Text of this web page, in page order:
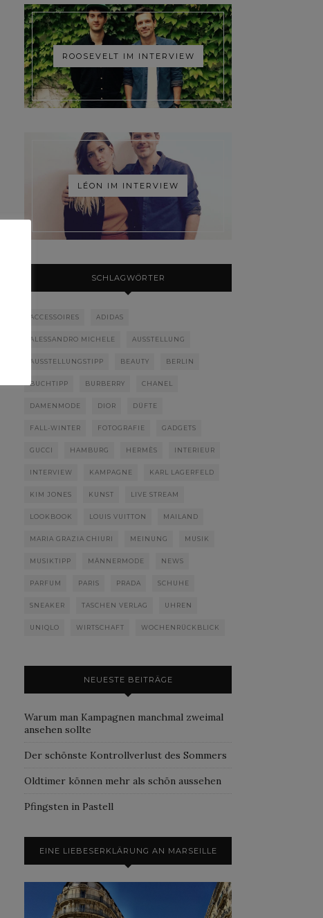
ROOSEVELT IM INTERVIEW
LÉON IM INTERVIEW
SCHLAGWÖRTER
ACCESSOIRES ADIDAS
ALESSANDRO MICHELE AUSSTELLUNG
AUSSTELLUNGSTIPP BEAUTY BERLIN
BUCHTIPP BURBERRY CHANEL
DAMENMODE DIOR DÜFTE
FALL-WINTER FOTOGRAFIE GADGETS
GUCCI HAMBURG HERMÈS INTERIEUR
INTERVIEW KAMPAGNE KARL LAGERFELD
KIM JONES KUNST LIVE STREAM
LOOKBOOK LOUIS VUITTON MAILAND
MARIA GRAZIA CHIURI MEINUNG MUSIK
MUSIKTIPP MÄNNERMODE NEWS
PARFUM PARIS PRADA SCHUHE
SNEAKER TASCHEN VERLAG UHREN
UNIQLO WIRTSCHAFT WOCHENRÜCKBLICK
NEUESTE BEITRÄGE
Warum man Kampagnen manchmal zweimal
ansehen sollte
Der schönste Kontrollverlust des Sommers
Oldtimer können mehr als schön aussehen
Pfingsten in Pastell
EINE LIEBESERKLÄRUNG AN MARSEILLE